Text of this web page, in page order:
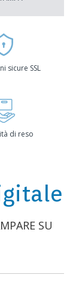
sicure SSL
di reso
SU